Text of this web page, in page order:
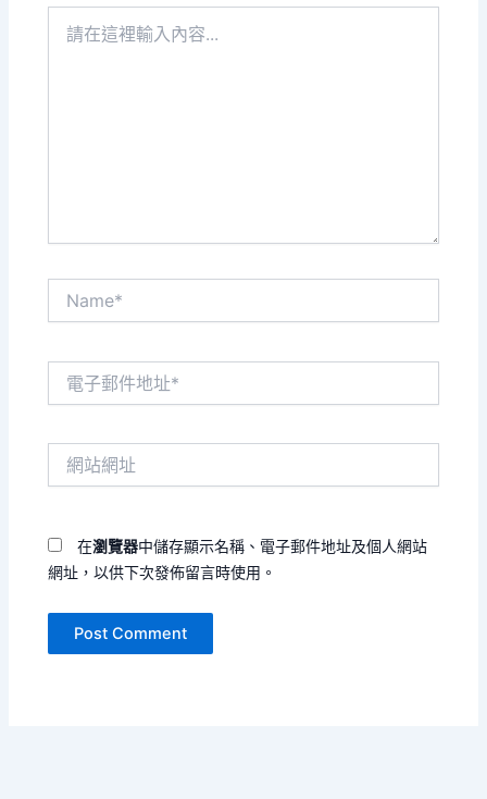
在瀏覽器中儲存顯示名稱、電子郵件地址及個人網站
網址，以供下次發佈留言時使用。